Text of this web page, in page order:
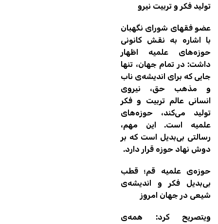
تولید فکر و تربیت نیرو
عضو فقهای شورای نگهبان
با اشاره به نقش کانونی
حوزه‌های علمیه اظهار
داشت: در تمام جهان، تنها
جایی که برای اندیشه‌ی ناب
و مذهب حق، نیروی
انسانی عالم تربیت و فکر
تولید می‌کند، حوزه‌های
علمیه است. این مهم،
رسالتی بی‌بدیل است که بر
دوش نهاد حوزه قرار دارد.
حوزه‌ی علمیه‌ قم؛ قطب
بی‌بدیل فکر و اندیشه‌ی
شیعی در جهان امروز
ویتصریح کرد: همه‌ی